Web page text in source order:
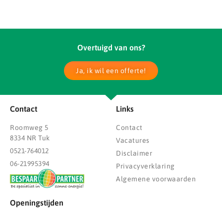
Overtuigd van ons?
Ja, ik wil een offerte!
Contact
Roomweg 5
8334 NR Tuk
0521-764012
06-21995394
Links
Contact
Vacatures
Disclaimer
Privacyverklaring
Algemene voorwaarden
Openingstijden